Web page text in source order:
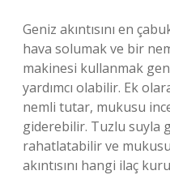
Geniz akıntısını en
hava solumak ve bir
makinesi kullanmak
yardımcı olabilir. Ek
nemli tutar, mukusu
giderebilir. Tuzlu suyla
rahatlatabilir ve
akıntısını hangi ilaç